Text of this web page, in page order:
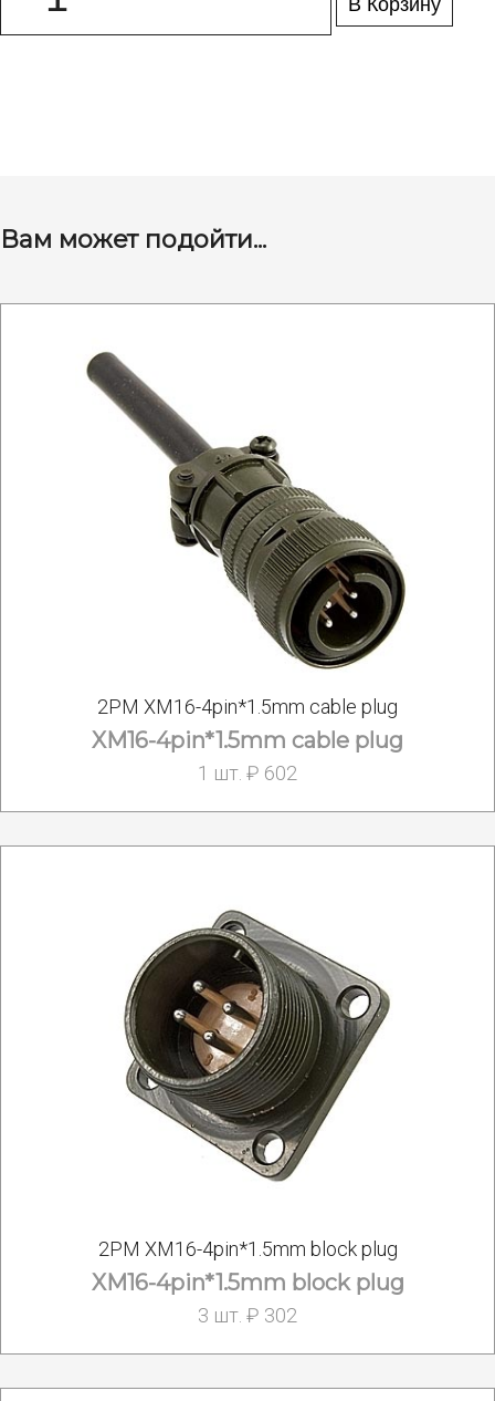
В Корзину
Вам может подойти...
2РМ XM16-4pin*1.5mm cable plug
XM16-4pin*1.5mm cable plug
1 шт. ₽ 602
2РМ XM16-4pin*1.5mm block plug
XM16-4pin*1.5mm block plug
3 шт. ₽ 302